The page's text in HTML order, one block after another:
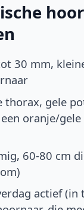
30 mm,
thorax, gele
oranje/
60-80 cm
actief